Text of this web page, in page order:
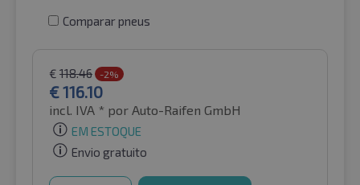
Comparar pneus
€ 118.46 -2%
€116.10
incl. IVA * por Auto-Raifen GmbH
EM ESTOQUE
Envio gratuito